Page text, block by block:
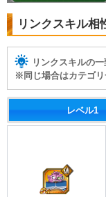
リンクスキル相
リンクスキルの
※同じ場合はカテゴ
レベル1